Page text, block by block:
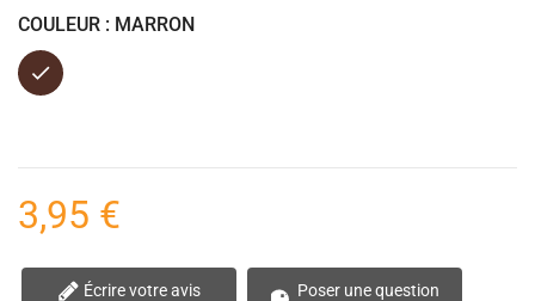
COULEUR : MARRON
Marron
3,95 €
Écrire votre avis Poser une question